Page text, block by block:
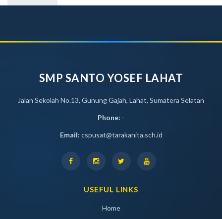
SMP SANTO YOSEF LAHAT
Jalan Sekolah No.13, Gunung Gajah, Lahat, Sumatera Selatan
Phone: -
Email: cspusat@tarakanita.sch.id
USEFUL LINKS
Home